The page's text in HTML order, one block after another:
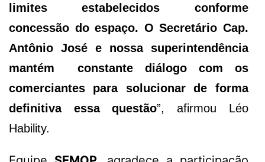
limites estabelecidos conforme
concessão do espaço. O Secretário Cap.
Antônio José e nossa superintendência
mantém constante diálogo com os
comerciantes para solucionar de forma
definitiva essa questão”, afirmou Léo
Hability.